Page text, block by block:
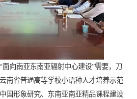
向南亚东南亚辐射中心建设”需要，刀
南省普通高等学校小语种人才培养示范
国形象研究、东南亚南亚精品课程建设